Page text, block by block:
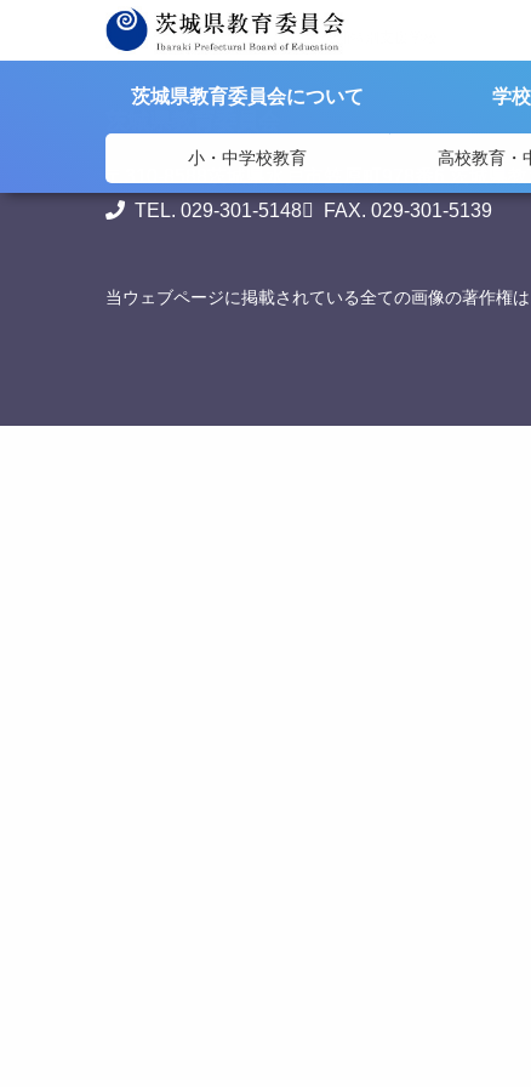
茨城県教育委員会について 学
小・中学校教育 高校教育・
茨城県教育委員会>リンク集> 美浦特別支援学校
〒310-8588
TEL. 029-301-5148
FAX. 029-301-5139
当ウェブページに掲載されている全ての画像の著作権